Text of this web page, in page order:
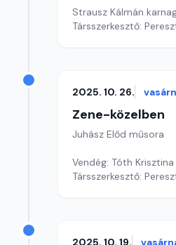
Strausz Kálmán
Társszerkesztő:
2025. 10. 26.
Zene-közelben
Juhász Előd műsora
Vendég: Tóth
Társszerkesztő:
2025. 10. 19.